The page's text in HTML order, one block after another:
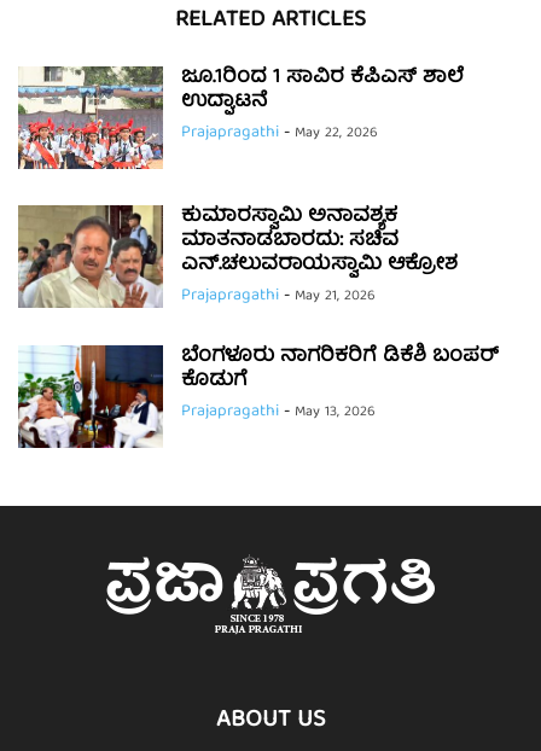
RELATED ARTICLES
ಜೂ.1ರಿಂದ 1 ಸಾವಿರ ಕೆಪಿಎಸ್ ಶಾಲೆ
ಉದ್ಘಾಟನೆ
Prajapragathi- May 22, 2026
ಕುಮಾರಸ್ವಾಮಿ ಅನಾವಶ್ಯಕ
ಮಾತನಾಡಬಾರದು: ಸಚಿವ
ಎನ್.ಚಲುವರಾಯಸ್ವಾಮಿ ಆಕ್ರೋಶ
Prajapragathi- May 21, 2026
ಬೆಂಗಳೂರು ನಾಗರಿಕರಿಗೆ ಡಿಕೆಶಿ ಬಂಪರ್
ಕೊಡುಗೆ
Prajapragathi- May 13, 2026
ABOUT US